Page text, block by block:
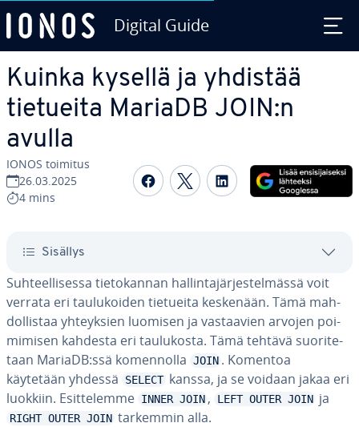
Digital Guide
Kuinka kysellä ja yhdistää
tietueita MariaDB JOIN:n
avulla
IONOS toimitus
26.03.2025
4 mins
Jaa Face­boo­kis­sa
Jaa Twit­te­ris­sä
Jaa Lin­ke­dI­nis­sä
Sisällys
Suh­teel­li­ses­sa tie­to­kan­nan hal­lin­ta­jär­jes­tel­mäs­sä voit
verrata eri tau­lu­koi­den tietueita keskenään. Tämä mah­
dol­lis­taa yh­teyk­sien luomisen ja vas­taa­vien arvojen poi­
mi­mi­sen kahdesta eri tau­lu­kos­ta. Tämä tehtävä suo­ri­te­
taan MariaDB:ssä ko­men­nol­la JOIN . Komentoa
käytetään yhdessä
SELECT kanssa, ja se voidaan jakaa eri
luokkiin. Esit­te­lem­me INNER JOIN , LEFT OUTER JOIN ja
RIGHT OUTER JOIN tarkemmin alla.